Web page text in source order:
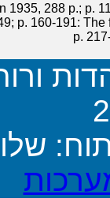
1935, 288 p.; p.
p. 160-191:
p.